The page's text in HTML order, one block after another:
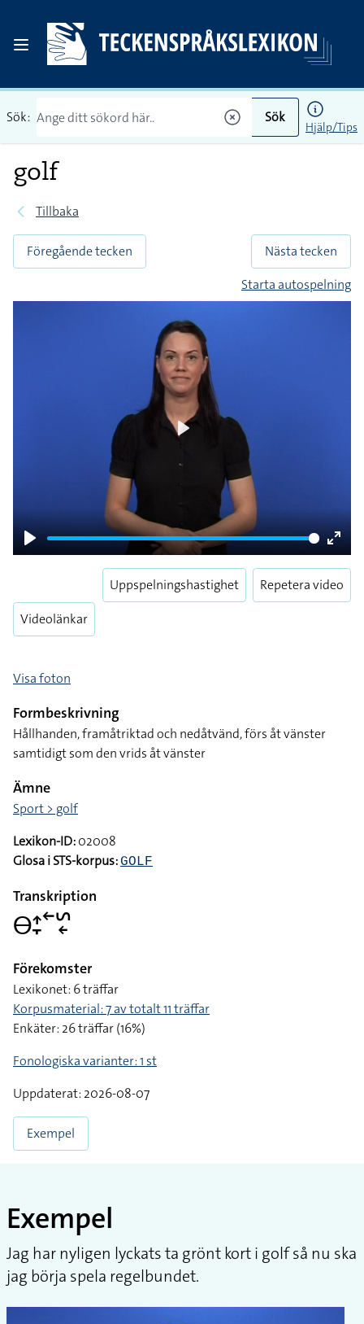
Sök: Sök
Hjälp/Tips
golf
Tillbaka
Föregående tecken
Nästa tecken
Starta autospelning
Play
Enter
Videolänkar
Uppspelningshastighet Repetera video
Visa foton
Formbeskrivning
Hållhanden, framåtriktad och nedåtvänd, förs åt vänster
samtidigt som den vrids åt vänster
Ämne
Sport > golf
Lexikon-ID:02008
Glosa i STS-korpus:GOLF
Transkription
􌤫􌤴􌥙􌥢􌥲􌦈
Förekomster
Lexikonet: 6 träffar
Korpusmaterial: 7 av totalt 11 träffar
Enkäter: 26 träffar (16%)
Fonologiska varianter: 1 st
Uppdaterat: 2026-08-07
Exempel
Exempel
Jag har nyligen lyckats ta grönt kort i golf så nu ska
jag börja spela regelbundet.